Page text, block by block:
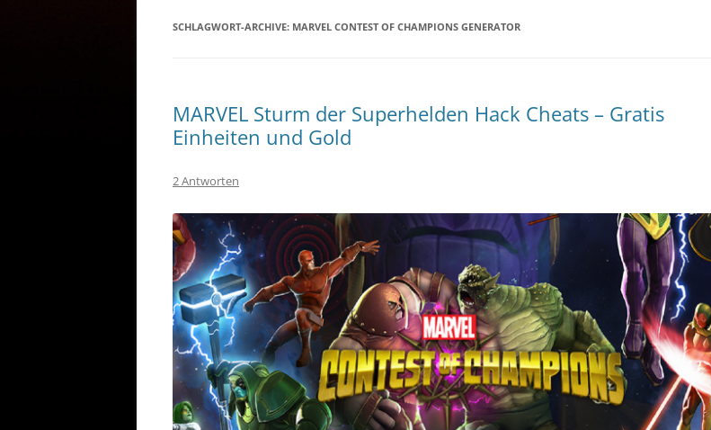
SCHLAGWORT-ARCHIVE: MARVEL CONTEST OF CHAMPIONS GENERATOR
MARVEL Sturm der Superhelden Hack Cheats – Gratis
Einheiten und Gold
2 Antworten